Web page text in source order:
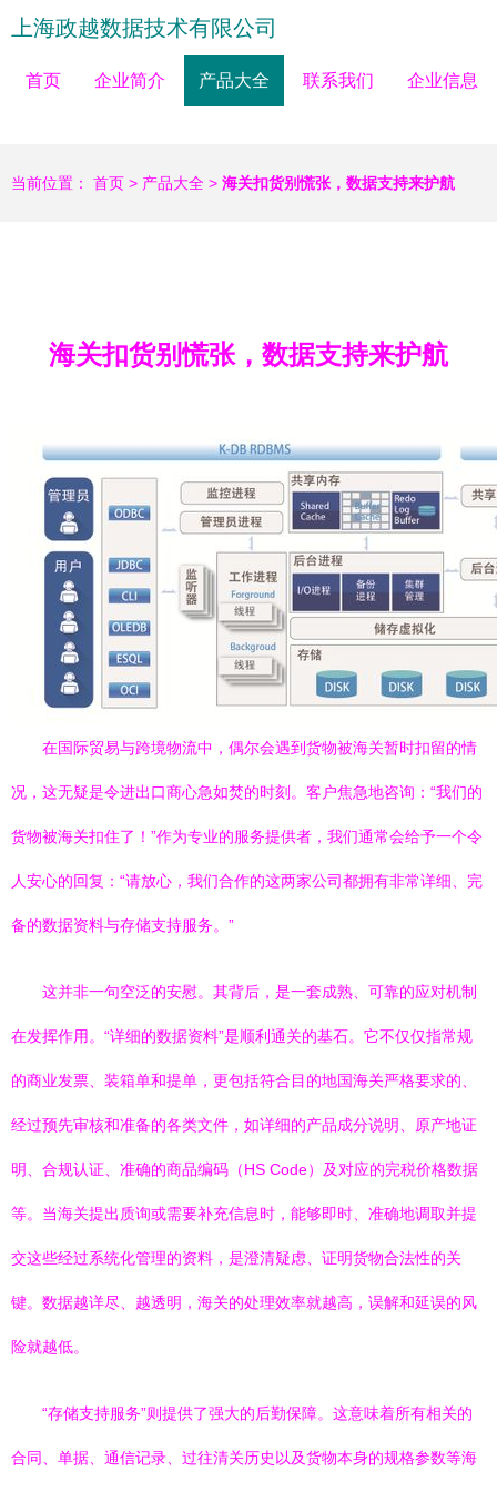
上海政越数据技术有限公司
首页 企业简介 产品大全 联系我们 企业信息
当前位置： 首页 > 产品大全 > 海关扣货别慌张，数据支持来护航
海关扣货别慌张，数据支持来护航
在国际贸易与跨境物流中，偶尔会遇到货物被海关暂时扣留的情
况，这无疑是令进出口商心急如焚的时刻。客户焦急地咨询：“我们的
货物被海关扣住了！”作为专业的服务提供者，我们通常会给予一个令
人安心的回复：“请放心，我们合作的这两家公司都拥有非常详细、完
备的数据资料与存储支持服务。”
这并非一句空泛的安慰。其背后，是一套成熟、可靠的应对机制
在发挥作用。“详细的数据资料”是顺利通关的基石。它不仅仅指常规
的商业发票、装箱单和提单，更包括符合目的地国海关严格要求的、
经过预先审核和准备的各类文件，如详细的产品成分说明、原产地证
明、合规认证、准确的商品编码（HS Code）及对应的完税价格数据
等。当海关提出质询或需要补充信息时，能够即时、准确地调取并提
交这些经过系统化管理的资料，是澄清疑虑、证明货物合法性的关
键。数据越详尽、越透明，海关的处理效率就越高，误解和延误的风
险就越低。
“存储支持服务”则提供了强大的后勤保障。这意味着所有相关的
合同、单据、通信记录、过往清关历史以及货物本身的规格参数等海